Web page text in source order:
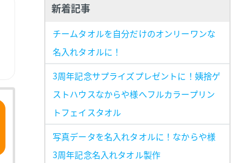
新着記事
チームタオルを自分だけのオンリーワンな
名入れタオルに！
3周年記念サプライズプレゼントに！姨捨ゲ
ストハウスなからや様へフルカラープリン
トフェイスタオル
写真データを名入れタオルに！なからや様
3周年記念名入れタオル製作